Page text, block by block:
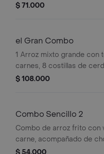
$ 71.000
el Gran Combo
1 Arroz mixto grande con
carnes, 8 costillas de
de papa o rollos y gaseosa
$ 108.000
Combo Sencillo 2
Combo de arroz frito con
carne, acompañado de
Incluye salsas.